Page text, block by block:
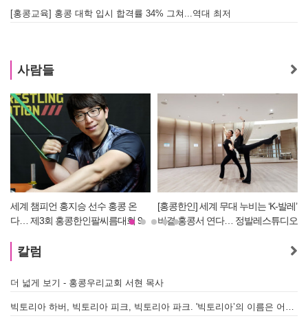
[홍콩교육] 홍콩 대학 입시 합격률 34% 그쳐...역대 최저
사람들
[홍콩한인] 세계 무대 누비는 ‘K-발레’
비결 홍콩서 연다… 정발레스튜디오
[홍콩한인] 이흥수 약사, 세계적 내추
럴 보디빌딩 대회 WNBF 홍콩서 '마
칼럼
더 넓게 보기 - 홍콩우리교회 서현 목사
빅토리아 하버, 빅토리아 피크, 빅토리아 파크. '빅토리아’의 이름은 어떻게 온 걸까? - [이승권 원장의 생활칼럼]